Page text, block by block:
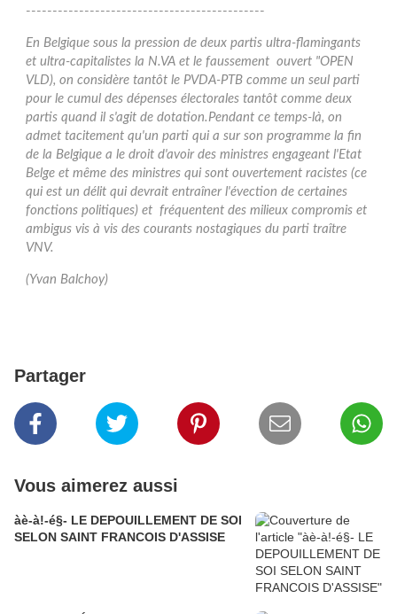
---------------------------------------------
En Belgique sous la pression de deux partis ultra-flamingants
et ultra-capitalistes la N.VA et le faussement ouvert "OPEN
VLD), on considère tantôt le PVDA-PTB comme un seul parti
pour le cumul des dépenses électorales tantôt comme deux
partis quand il s'agit de dotation.Pendant ce temps-là, on
admet tacitement qu'un parti qui a sur son programme la fin
de la Belgique a le droit d'avoir des ministres engageant l'Etat
Belge et même des ministres qui sont ouvertement racistes (ce
qui est un délit qui devrait entraîner l'évection de certaines
fonctions politiques) et fréquentent des milieux compromis et
ambigus vis à vis des courants nostagiques du parti traître
VNV.
(Yvan Balchoy)
Partager
Vous aimerez aussi
àè-à!-é§- LE DEPOUILLEMENT DE SOI
SELON SAINT FRANCOIS D'ASSISE